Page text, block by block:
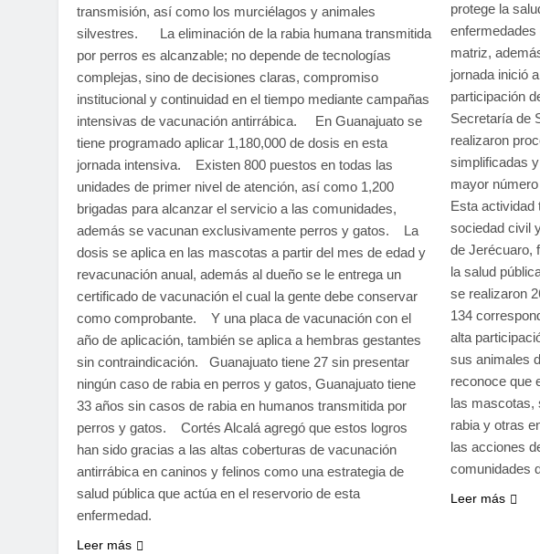
transmisión, así como los murciélagos y animales
silvestres. La eliminación de la rabia humana transmitida
por perros es alcanzable; no depende de tecnologías
complejas, sino de decisiones claras, compromiso
institucional y continuidad en el tiempo mediante campañas
intensivas de vacunación antirrábica. En Guanajuato se
tiene programado aplicar 1,180,000 de dosis en esta
jornada intensiva. Existen 800 puestos en todas las
unidades de primer nivel de atención, así como 1,200
brigadas para alcanzar el servicio a las comunidades,
además se vacunan exclusivamente perros y gatos. La
dosis se aplica en las mascotas a partir del mes de edad y
revacunación anual, además al dueño se le entrega un
certificado de vacunación el cual la gente debe conservar
como comprobante. Y una placa de vacunación con el
año de aplicación, también se aplica a hembras gestantes
sin contraindicación. Guanajuato tiene 27 sin presentar
ningún caso de rabia en perros y gatos, Guanajuato tiene
33 años sin casos de rabia en humanos transmitida por
perros y gatos. Cortés Alcalá agregó que estos logros
han sido gracias a las altas coberturas de vacunación
antirrábica en caninos y felinos como una estrategia de
salud pública que actúa en el reservorio de esta
enfermedad.
Leer más
protege la
matriz,
jornada inició
participación
Secretaría de
realizaron
simplificadas
mayor
Esta actividad
sociedad civil
de Jerécuaro,
la salud
se realizaron
134
alta
sus animales
reconoce que
las mascotas,
rabia y otras
las acciones
comunidades
Leer más